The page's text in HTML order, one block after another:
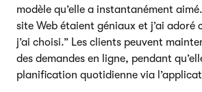
modèle qu’elle a instantanément
site Web étaient géniaux et j’ai adoré
j’ai choisi.” Les clients peuvent
des demandes en ligne, pendant
planification quotidienne via